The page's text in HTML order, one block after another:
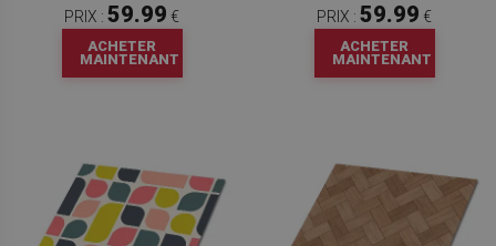
PRIX : 59.99 €
ACHETER
MAINTENANT
PRIX : 59.99 €
ACHETER
MAINTENANT